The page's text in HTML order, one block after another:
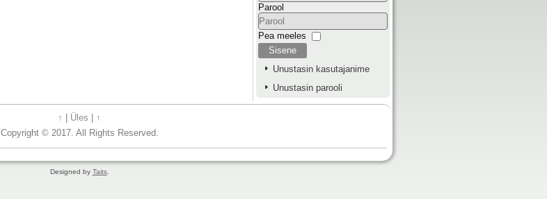
Parool
Pea meeles
Sisene
Unustasin kasutajanime
Unustasin parooli
↑ Üles
↑
Copyright © 2017. All Rights Reserved.
Designed by Taits.